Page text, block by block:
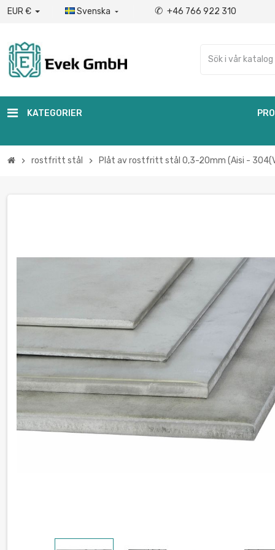
EUR € Svenska  ✆ +46 766 922 310
KATEGORIER
chevron_right rostfritt stål chevron_right Plåt av rostfritt stål 0,3-20mm (Aisi -